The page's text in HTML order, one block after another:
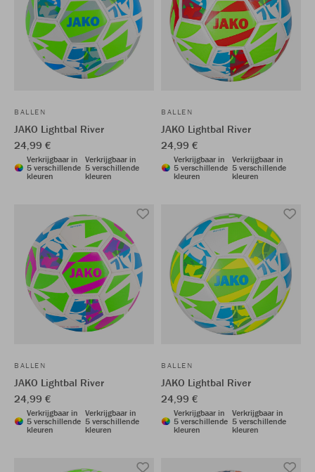
BALLEN
JAKO Lightbal River
24,99 €
Verkrijgbaar in
5 verschillende
kleuren
Verkrijgbaar in
5 verschillende
kleuren
BALLEN
JAKO Lightbal River
24,99 €
Verkrijgbaar in
5 verschillende
kleuren
Verkrijgbaar in
5 verschillende
kleuren
BALLEN
JAKO Lightbal River
24,99 €
Verkrijgbaar in
5 verschillende
kleuren
Verkrijgbaar in
5 verschillende
kleuren
BALLEN
JAKO Lightbal River
24,99 €
Verkrijgbaar in
5 verschillende
kleuren
Verkrijgbaar in
5 verschillende
kleuren